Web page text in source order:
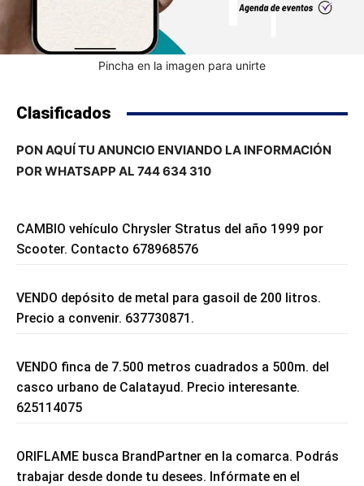
Pincha en la imagen para unirte
Clasificados
PON AQUÍ TU ANUNCIO ENVIANDO LA INFORMACIÓN
POR WHATSAPP AL 744 634 310
CAMBIO vehículo Chrysler Stratus del año 1999 por
Scooter. Contacto 678968576
VENDO depósito de metal para gasoil de 200 litros.
Precio a convenir. 637730871.
VENDO finca de 7.500 metros cuadrados a 500m. del
casco urbano de Calatayud. Precio interesante.
625114075
ORIFLAME busca BrandPartner en la comarca. Podrás
trabajar desde donde tu desees. Infórmate en el